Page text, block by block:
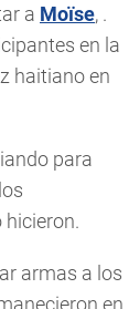
a Moïse, .
en la
haitiano en
para
hicieron.
armas a los
en